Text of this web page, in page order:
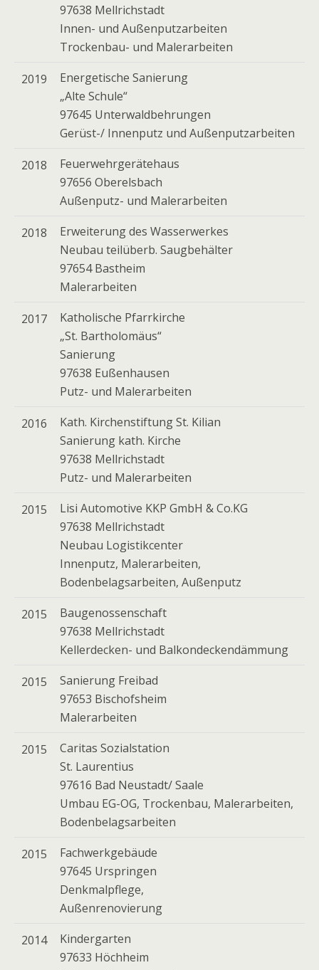
97638 Mellrichstadt
Innen- und Außenputzarbeiten
Trockenbau- und Malerarbeiten
2019
Energetische Sanierung
„Alte Schule“
97645 Unterwaldbehrungen
Gerüst-/ Innenputz und Außenputzarbeiten
2018
Feuerwehrgerätehaus
97656 Oberelsbach
Außenputz- und Malerarbeiten
2018
Erweiterung des Wasserwerkes
Neubau teilüberb. Saugbehälter
97654 Bastheim
Malerarbeiten
2017
Katholische Pfarrkirche
„St. Bartholomäus“
Sanierung
97638 Eußenhausen
Putz- und Malerarbeiten
2016
Kath. Kirchenstiftung St. Kilian
Sanierung kath. Kirche
97638 Mellrichstadt
Putz- und Malerarbeiten
2015
Lisi Automotive KKP GmbH & Co.KG
97638 Mellrichstadt
Neubau Logistikcenter
Innenputz, Malerarbeiten,
Bodenbelagsarbeiten, Außenputz
2015
Baugenossenschaft
97638 Mellrichstadt
Kellerdecken- und Balkondeckendämmung
2015
Sanierung Freibad
97653 Bischofsheim
Malerarbeiten
2015
Caritas Sozialstation
St. Laurentius
97616 Bad Neustadt/ Saale
Umbau EG-OG, Trockenbau, Malerarbeiten,
Bodenbelagsarbeiten
2015
Fachwerkgebäude
97645 Urspringen
Denkmalpflege,
Außenrenovierung
2014
Kindergarten
97633 Höchheim